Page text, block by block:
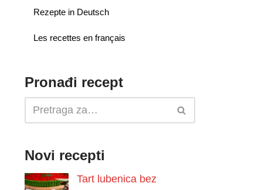
Rezepte in Deutsch
Les recettes en français
Pronađi recept
Novi recepti
Tart lubenica bez